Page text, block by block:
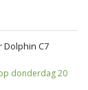
C7
donderdag 20